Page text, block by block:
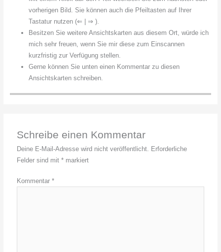
vorherigen Bild. Sie können auch die Pfeiltasten auf Ihrer
Tastatur nutzen (⇐ | ⇒ ).
Besitzen Sie weitere Ansichtskarten aus diesem Ort, würde ich
mich sehr freuen, wenn Sie mir diese zum Einscannen
kurzfristig zur Verfügung stellen.
Gerne können Sie unten einen Kommentar zu diesen
Ansichtskarten schreiben.
Schreibe einen Kommentar
Deine E-Mail-Adresse wird nicht veröffentlicht.
Erforderliche
Felder sind mit* markiert
Kommentar*